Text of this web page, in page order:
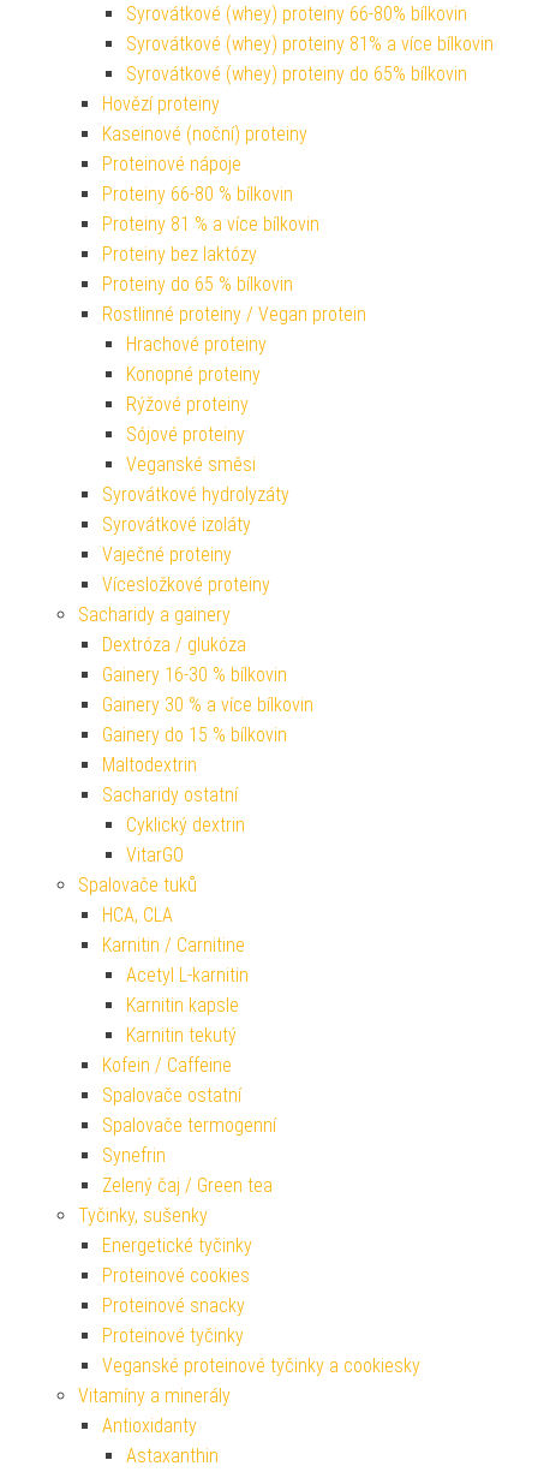
Syrovátkové (whey) proteiny 66-80% bílkovin
Syrovátkové (whey) proteiny 81% a více bílkovin
Syrovátkové (whey) proteiny do 65% bílkovin
Hovězí proteiny
Kaseinové (noční) proteiny
Proteinové nápoje
Proteiny 66-80 % bílkovin
Proteiny 81 % a více bílkovin
Proteiny bez laktózy
Proteiny do 65 % bílkovin
Rostlinné proteiny / Vegan protein
Hrachové proteiny
Konopné proteiny
Rýžové proteiny
Sójové proteiny
Veganské směsi
Syrovátkové hydrolyzáty
Syrovátkové izoláty
Vaječné proteiny
Vícesložkové proteiny
Sacharidy a gainery
Dextróza / glukóza
Gainery 16-30 % bílkovin
Gainery 30 % a více bílkovin
Gainery do 15 % bílkovin
Maltodextrin
Sacharidy ostatní
Cyklický dextrin
VitarGO
Spalovače tuků
HCA, CLA
Karnitin / Carnitine
Acetyl L-karnitin
Karnitin kapsle
Karnitin tekutý
Kofein / Caffeine
Spalovače ostatní
Spalovače termogenní
Synefrin
Zelený čaj / Green tea
Tyčinky, sušenky
Energetické tyčinky
Proteinové cookies
Proteinové snacky
Proteinové tyčinky
Veganské proteinové tyčinky a cookiesky
Vitamíny a minerály
Antioxidanty
Astaxanthin